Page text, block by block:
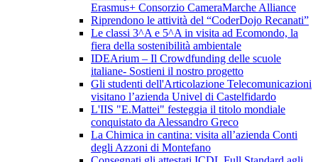
Erasmus+ Consorzio CameraMarche Alliance
Riprendono le attività del “CoderDojo Recanati”
Le classi 3^A e 5^A in visita ad Ecomondo, la
fiera della sostenibilità ambientale
IDEArium – Il Crowdfunding delle scuole
italiane- Sostieni il nostro progetto
Gli studenti dell'Articolazione Telecomunicazioni
visitano l’azienda Univel di Castelfidardo
L'IIS "E.Mattei" festeggia il titolo mondiale
conquistato da Alessandro Greco
La Chimica in cantina: visita all’azienda Conti
degli Azzoni di Montefano